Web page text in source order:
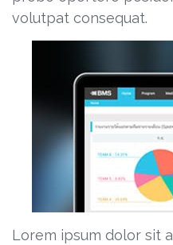
volutpat consequat.
Lorem ipsum dolor sit